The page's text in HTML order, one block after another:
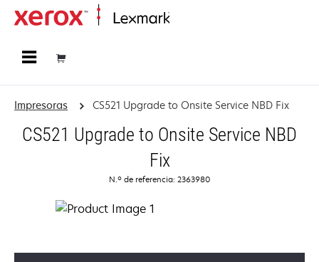
Impresoras CS521 Upgrade to Onsite Service NBD Fix
CS521 Upgrade to Onsite Service NBD
Fix
N.º de referencia: 2363980